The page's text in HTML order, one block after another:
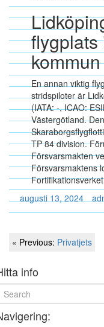
kommun
En annan viktig
stridspiloter är
(IATA: -, ICAO:
Västergötland.
TP 84 division.
Försvarsmakten
Försvarsmaktens
augusti 13, 2024
Previous
« Previous: Privatjets
info